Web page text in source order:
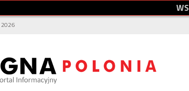
WS